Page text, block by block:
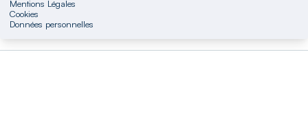
Mentions Légales
Cookies
Données personnelles